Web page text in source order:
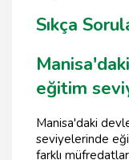
Sıkça
eğitim
Manisa'daki
seviyelerinde
farklı